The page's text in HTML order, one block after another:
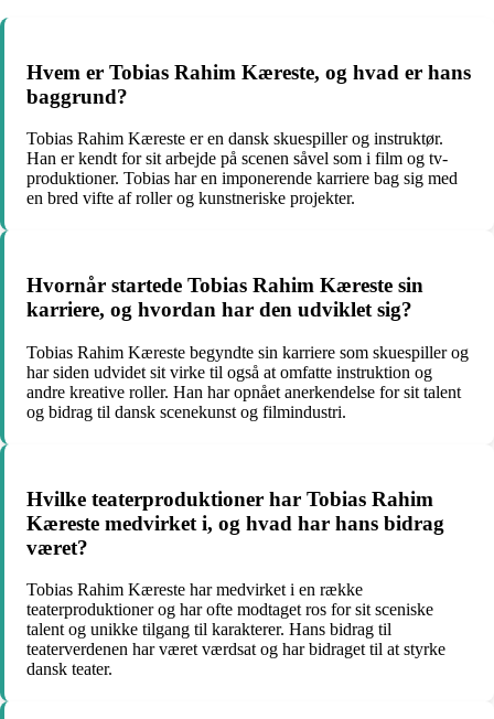
Hvem er Tobias Rahim Kæreste, og hvad er hans
baggrund?
Tobias Rahim Kæreste er en dansk skuespiller og instruktør.
Han er kendt for sit arbejde på scenen såvel som i film og tv-
produktioner. Tobias har en imponerende karriere bag sig med
en bred vifte af roller og kunstneriske projekter.
Hvornår startede Tobias Rahim Kæreste sin
karriere, og hvordan har den udviklet sig?
Tobias Rahim Kæreste begyndte sin karriere som skuespiller og
har siden udvidet sit virke til også at omfatte instruktion og
andre kreative roller. Han har opnået anerkendelse for sit talent
og bidrag til dansk scenekunst og filmindustri.
Hvilke teaterproduktioner har Tobias Rahim
Kæreste medvirket i, og hvad har hans bidrag
været?
Tobias Rahim Kæreste har medvirket i en række
teaterproduktioner og har ofte modtaget ros for sit sceniske
talent og unikke tilgang til karakterer. Hans bidrag til
teaterverdenen har været værdsat og har bidraget til at styrke
dansk teater.